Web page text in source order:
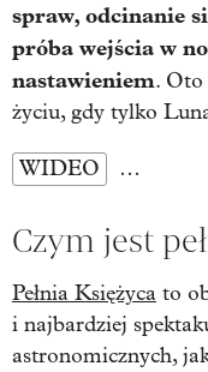
spraw, odcinanie
próba wejścia w
nastawieniem. Oto
życiu, gdy tylko
WIDEO …
Czym jest
Pełnia Księżyca to
i najbardziej
astronomicznych,